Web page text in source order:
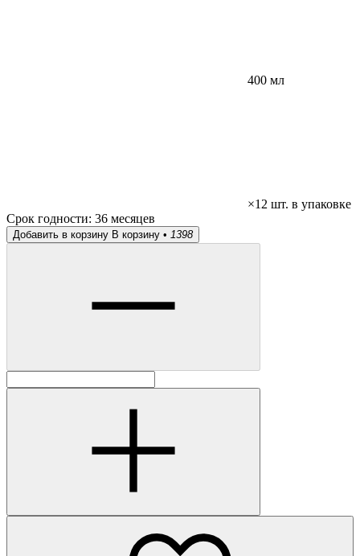
400 мл
×12 шт. в упаковке
Срок годности: 36 месяцев
Добавить в корзину В корзину • 1398